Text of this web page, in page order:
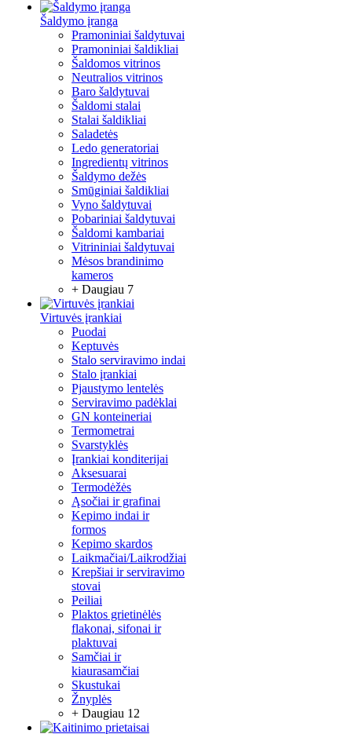
Šaldymo įranga
Pramoniniai šaldytuvai
Pramoniniai šaldikliai
Šaldomos vitrinos
Neutralios vitrinos
Baro šaldytuvai
Šaldomi stalai
Stalai šaldikliai
Saladetės
Ledo generatoriai
Ingredientų vitrinos
Šaldymo dežės
Smūginiai šaldikliai
Vyno šaldytuvai
Pobariniai šaldytuvai
Šaldomi kambariai
Vitrininiai šaldytuvai
Mėsos brandinimo
kameros
+ Daugiau 7
Virtuvės įrankiai
Puodai
Keptuvės
Stalo serviravimo indai
Stalo įrankiai
Pjaustymo lentelės
Serviravimo padėklai
GN konteineriai
Termometrai
Svarstyklės
Įrankiai konditerijai
Aksesuarai
Termodėžės
Ąsočiai ir grafinai
Kepimo indai ir
formos
Kepimo skardos
Laikmačiai/Laikrodžiai
Krepšiai ir serviravimo
stovai
Peiliai
Plaktos grietinėlės
flakonai, sifonai ir
plaktuvai
Samčiai ir
kiaurasamčiai
Skustukai
Žnyplės
+ Daugiau 12